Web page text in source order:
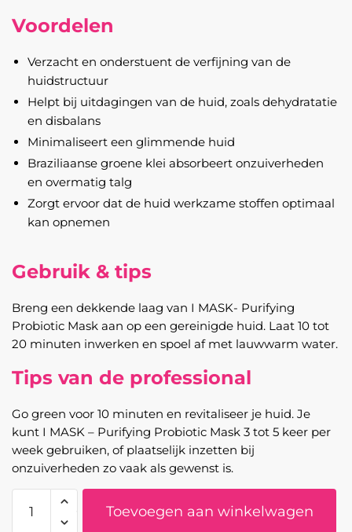
Voordelen
Verzacht en onderstuent de verfijning van de
huidstructuur
Helpt bij uitdagingen van de huid, zoals dehydratatie
en disbalans
Minimaliseert een glimmende huid
Braziliaanse groene klei absorbeert onzuiverheden
en overmatig talg
Zorgt ervoor dat de huid werkzame stoffen optimaal
kan opnemen
Gebruik & tips
Breng een dekkende laag van I MASK- Purifying
Probiotic Mask aan op een gereinigde huid. Laat 10 tot
20 minuten inwerken en spoel af met lauwwarm water.
Tips van de professional
Go green voor 10 minuten en revitaliseer je huid. Je
kunt I MASK – Purifying Probiotic Mask 3 tot 5 keer per
week gebruiken, of plaatselijk inzetten bij
onzuiverheden zo vaak als gewenst is.
MASK
Toevoegen aan winkelwagen